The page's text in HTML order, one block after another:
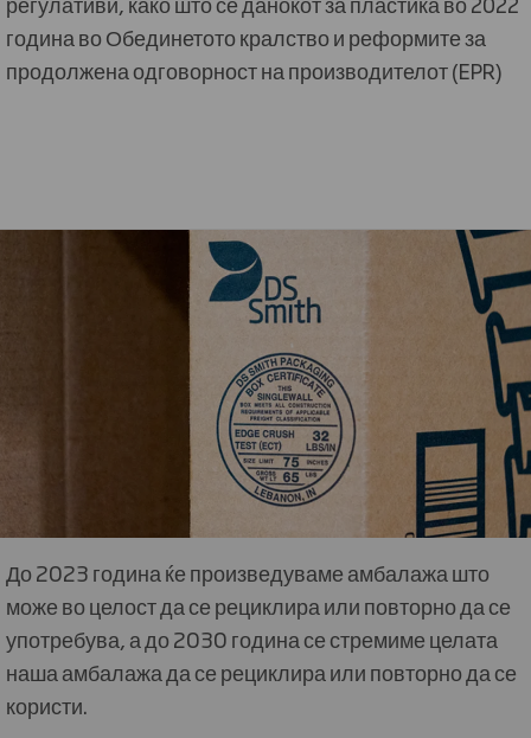
година во Обединетото кралство и реформите за
продолжена одговорност на производителот (EPR)
До 2023 година ќе произведуваме амбалажа што
може во целост да се рециклира или повторно да се
употребува, а до 2030 година се стремиме целата
наша амбалажа да се рециклира или повторно да се
користи.